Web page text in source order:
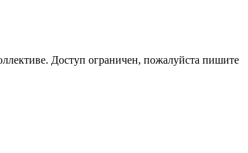
Доступ ограничен, пожалуйста пишите